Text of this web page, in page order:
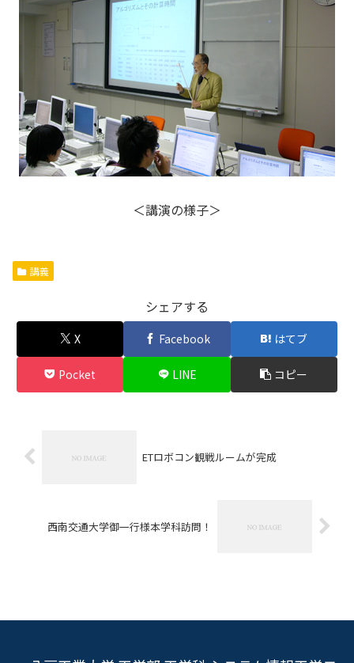
＜講演の様子＞
講義
シェアする
X Facebook はてブ
Pocket LINE コピー
ETロボコン観戦ルームが完成
西南交通大学御一行様本学科訪問！